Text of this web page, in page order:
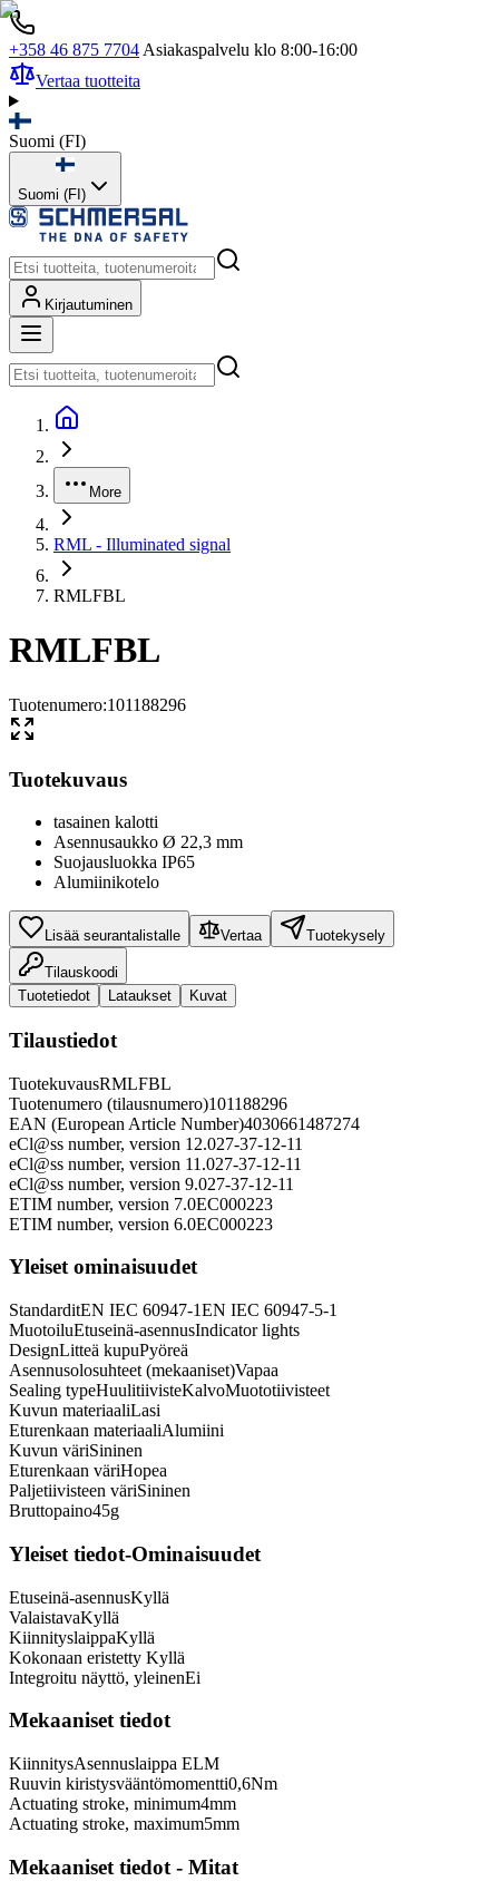
+358 46 875 7704 Asiakaspalvelu klo 8:00-16:00
Vertaa tuotteita
Suomi (FI)
Suomi (FI)
Kirjautuminen
More
RML - Illuminated signal
RMLFBL
RMLFBL
Tuotenumero:101188296
Tuotekuvaus
tasainen kalotti
Asennusaukko Ø 22,3 mm
Suojausluokka IP65
Alumiinikotelo
Lisää seurantalistalle Vertaa Tuotekysely
Tilauskoodi
Tuotetiedot
Lataukset Kuvat
Tilaustiedot
TuotekuvausRMLFBL
Tuotenumero (tilausnumero)101188296
EAN (European Article Number)4030661487274
eCl@ss number, version 12.027-37-12-11
eCl@ss number, version 11.027-37-12-11
eCl@ss number, version 9.027-37-12-11
ETIM number, version 7.0EC000223
ETIM number, version 6.0EC000223
Yleiset ominaisuudet
StandarditEN IEC 60947-1EN IEC 60947-5-1
MuotoiluEtuseinä-asennusIndicator lights
DesignLitteä kupuPyöreä
Asennusolosuhteet (mekaaniset)Vapaa
Sealing typeHuulitiivisteKalvoMuototiivisteet
Kuvun materiaaliLasi
Eturenkaan materiaaliAlumiini
Kuvun väriSininen
Eturenkaan väriHopea
Paljetiivisteen väriSininen
Bruttopaino45g
Yleiset tiedot-Ominaisuudet
Etuseinä-asennusKyllä
ValaistavaKyllä
KiinnityslaippaKyllä
Kokonaan eristetty Kyllä
Integroitu näyttö, yleinenEi
Mekaaniset tiedot
KiinnitysAsennuslaippa ELM
Ruuvin kiristysvääntömomentti0,6Nm
Actuating stroke, minimum4mm
Actuating stroke, maximum5mm
Mekaaniset tiedot - Mitat